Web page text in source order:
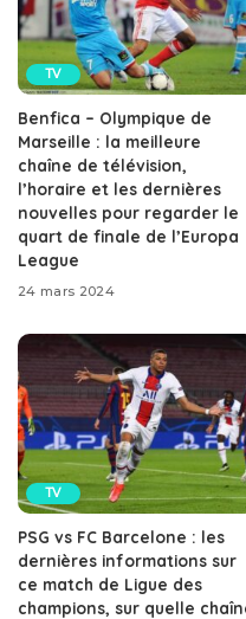
TV
Benfica – Olympique de
Marseille : la meilleure
chaîne de télévision,
l’horaire et les dernières
nouvelles pour regarder le
quart de finale de l’Europa
League
24 mars 2024
TV
PSG vs FC Barcelone : les
dernières informations sur
ce match de Ligue des
champions, sur quelle